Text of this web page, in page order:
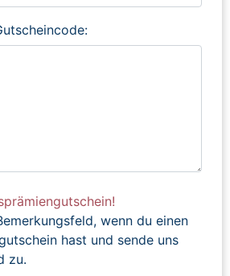
wenn du einen
hast und sende uns
zu.